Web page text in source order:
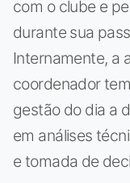
com o clube e
durante sua
Internamente, a
coordenador
gestão do dia a
em análises
e tomada de